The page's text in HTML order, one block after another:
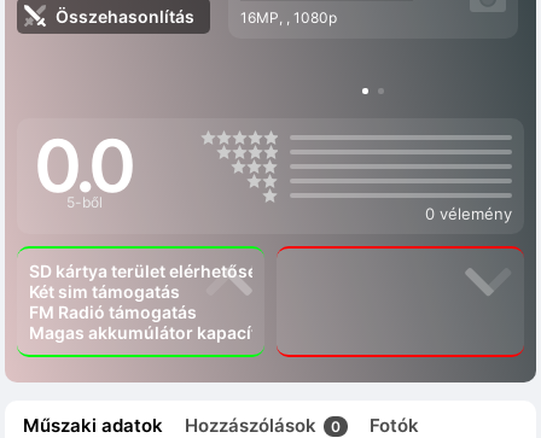
Összehasonlítás 16MP, , 1080p
0.0
5-ből
0 vélemény
SD kártya terület elérhetőség
Két sim támogatás
FM Radió támogatás
Magas akkumúlátor kapacítás
Műszaki adatok Hozzászólások 0 Fotók